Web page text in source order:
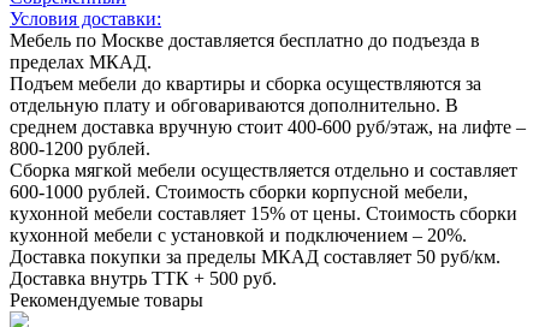
Условия доставки:
Мебель по Москве доставляется бесплатно до подъезда в
пределах МКАД.
Подъем мебели до квартиры и сборка осуществляются за
отдельную плату и обговариваются дополнительно. В
среднем доставка вручную стоит 400-600 руб/этаж, на лифте –
800-1200 рублей.
Сборка мягкой мебели осуществляется отдельно и составляет
600-1000 рублей. Стоимость сборки корпусной мебели,
кухонной мебели составляет 15% от цены. Стоимость сборки
кухонной мебели с установкой и подключением – 20%.
Доставка покупки за пределы МКАД составляет 50 руб/км.
Доставка внутрь ТТК + 500 руб.
Рекомендуемые товары